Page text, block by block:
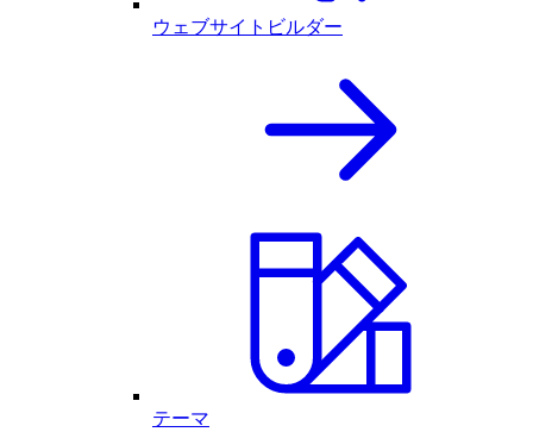
ウェブサイトビルダー
テーマ